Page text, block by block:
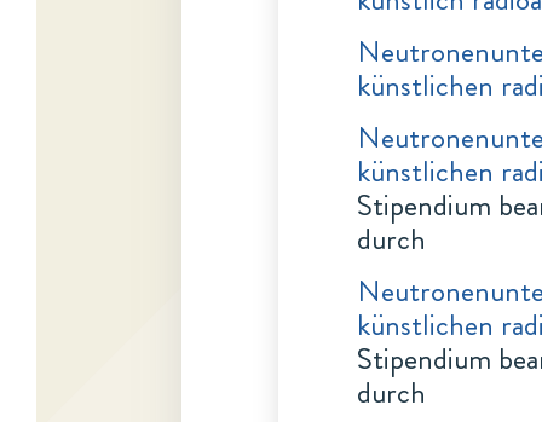
künstlichen
künstlichen
Stipendium
durch
künstlichen
Stipendium
durch